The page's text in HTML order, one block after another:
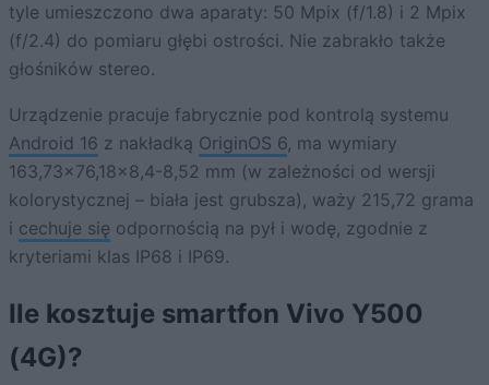
tyle umieszczono dwa aparaty: 50 Mpix (f/1.8) i 2 Mpix
(f/2.4) do pomiaru głębi ostrości. Nie zabrakło także
głośników stereo.
Urządzenie pracuje fabrycznie pod kontrolą systemu
Android 16 z nakładką OriginOS 6, ma wymiary
163,73×76,18×8,4-8,52 mm (w zależności od wersji
kolorystycznej – biała jest grubsza), waży 215,72 grama
i cechuje się odpornością na pył i wodę, zgodnie z
kryteriami klas IP68 i IP69.
Ile kosztuje smartfon Vivo Y500
(4G)?